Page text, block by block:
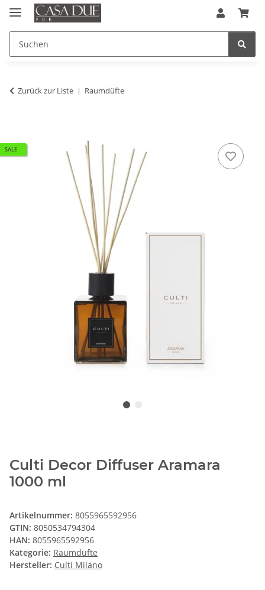
Zurück zur Liste Raumdüfte
SALE
Culti Decor Diffuser Aramara
1000 ml
Artikelnummer: 8055965592956
GTIN: 8050534794304
HAN: 8055965592956
Kategorie: Raumdüfte
Hersteller: Culti Milano